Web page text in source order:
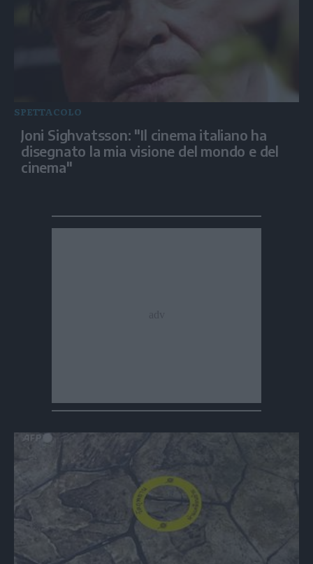
SPETTACOLO
Joni Sighvatsson: "Il cinema italiano ha
disegnato la mia visione del mondo e del
cinema"